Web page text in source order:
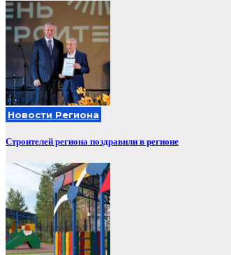
Новости Региона
Строителей региона поздравили в регионе